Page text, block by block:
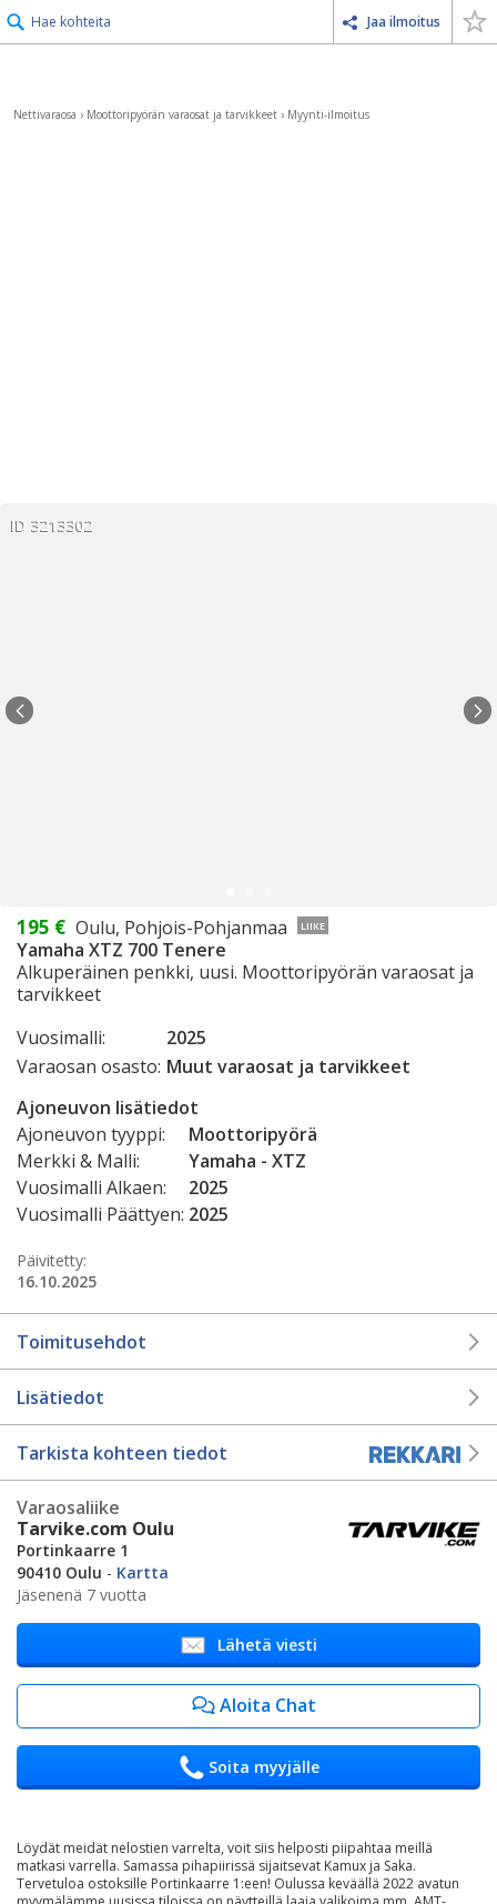
Hae kohteita Jaa ilmoitus
Nettivaraosa › Moottoripyörän varaosat ja tarvikkeet › Myynti-ilmoitus
ID 3213302
195 € Oulu, Pohjois-Pohjanmaa LIIKE
Yamaha XTZ 700 Tenere
Alkuperäinen penkki, uusi. Moottoripyörän varaosat ja
tarvikkeet
Vuosimalli:
2025
Varaosan osasto: Muut varaosat ja tarvikkeet
Ajoneuvon lisätiedot
Ajoneuvon tyyppi:
Moottoripyörä
Merkki & Malli:
Yamaha - XTZ
Vuosimalli Alkaen:
2025
Vuosimalli Päättyen: 2025
Päivitetty:
16.10.2025
Toimitusehdot
Lisätiedot
Tarkista kohteen tiedot
Varaosaliike
Tarvike.com Oulu
Portinkaarre 1
90410 Oulu - Kartta
Jäsenenä 7 vuotta
Lähetä viesti
Aloita Chat
Soita myyjälle
Löydät meidät nelostien varrelta, voit siis helposti piipahtaa meillä
matkasi varrella. Samassa pihapiirissä sijaitsevat Kamux ja Saka.
Tervetuloa ostoksille Portinkaarre 1:een! Oulussa keväällä 2022 avatun